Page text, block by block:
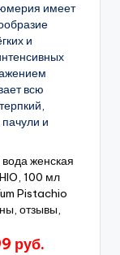
имеет
и
всю
и
женская
100 мл
Pistachio
отзывы,
руб.